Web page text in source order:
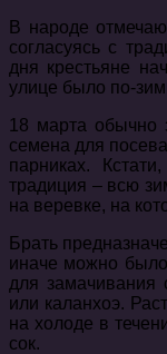
В народе
согласуясь с
дня крестьяне
улице было по-
18 марта обычно
семена для
парниках.
традиция – всю
на веревке, на
Брать
иначе можно
для
или каланхоэ.
на холоде в
сок.